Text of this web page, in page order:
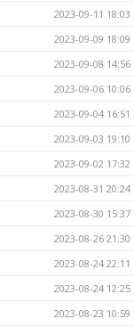
2023-09-11 18:03
2023-09-09 18:09
2023-09-08 14:56
2023-09-06 10:06
2023-09-04 16:51
2023-09-03 19:10
2023-09-02 17:32
2023-08-31 20:24
2023-08-30 15:37
2023-08-26 21:30
2023-08-24 22:11
2023-08-24 12:25
2023-08-23 10:59